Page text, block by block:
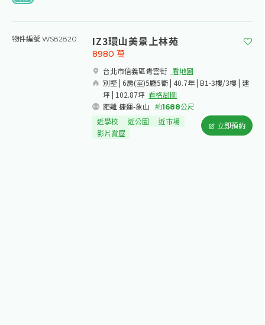
物件編號 WS82820 IZ3環山美景上林苑
台北市信義區青雲街​ 看地圖
別墅 | 6房(室)5廳5衛 | 40.7年 | B1-3樓/3樓 | 建
坪 | 102.87坪 看格局圖
距離 捷運-象山
約1688公尺
8980 萬
近學校 近公園
近市場
影片賞屋
立即預約